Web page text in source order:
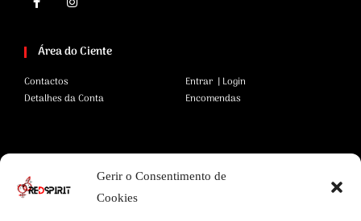
Gerir o Consentimento de
Cookies
Área do Ciente
Contactos
Detalhes da Conta
Entrar | Login
Encomendas
Termos e Condições